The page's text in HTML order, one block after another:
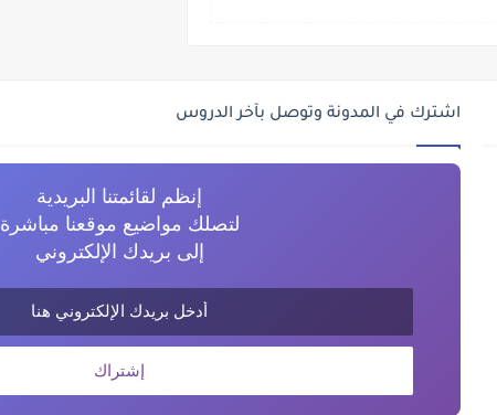
اشترك في المدونة وتوصل بآخر الدروس
إنظم لقائمتنا البريدية
لتصلك مواضيع موقعنا مباشرة
إلى بريدك الإلكتروني